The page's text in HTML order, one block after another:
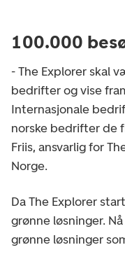
100.000
- The Explorer skal
bedrifter og vise
Internasjonale
norske bedrifter de
Friis, ansvarlig for
Norge.
Da The Explorer
grønne løsninger.
grønne løsninger